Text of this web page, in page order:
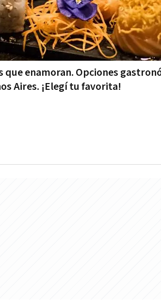
que enamoran. Opciones
Aires. ¡Elegí tu favorita!